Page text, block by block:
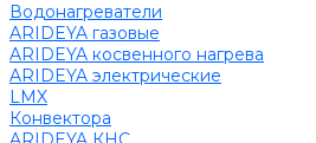
Водонагреватели
ARIDEYA газовые
ARIDEYA косвенного нагрева
ARIDEYA электрические
LMX
Конвектора